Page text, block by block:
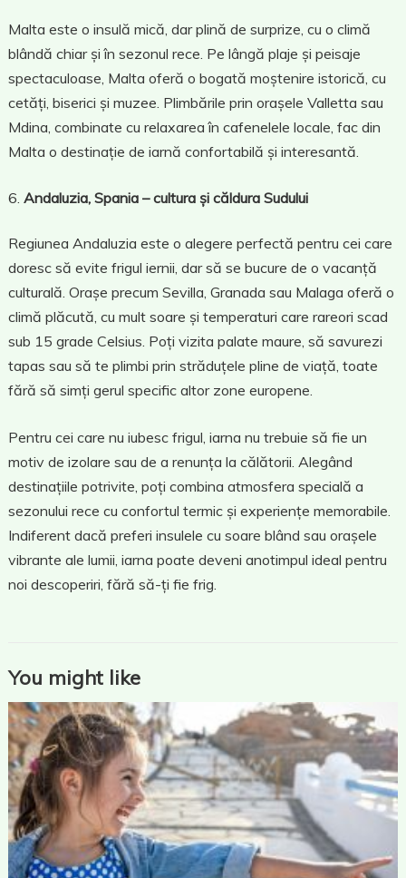
Malta este o insulă mică, dar plină de surprize, cu o climă
blândă chiar și în sezonul rece. Pe lângă plaje și peisaje
spectaculoase, Malta oferă o bogată moștenire istorică, cu
cetăți, biserici și muzee. Plimbările prin orașele Valletta sau
Mdina, combinate cu relaxarea în cafenelele locale, fac din
Malta o destinație de iarnă confortabilă și interesantă.
Andaluzia, Spania – cultura și căldura Sudului
Regiunea Andaluzia este o alegere perfectă pentru cei care
doresc să evite frigul iernii, dar să se bucure de o vacanță
culturală. Orașe precum Sevilla, Granada sau Malaga oferă o
climă plăcută, cu mult soare și temperaturi care rareori scad
sub 15 grade Celsius. Poți vizita palate maure, să savurezi
tapas sau să te plimbi prin străduțele pline de viață, toate
fără să simți gerul specific altor zone europene.
Pentru cei care nu iubesc frigul, iarna nu trebuie să fie un
motiv de izolare sau de a renunța la călătorii. Alegând
destinațiile potrivite, poți combina atmosfera specială a
sezonului rece cu confortul termic și experiențe memorabile.
Indiferent dacă preferi insulele cu soare blând sau orașele
vibrante ale lumii, iarna poate deveni anotimpul ideal pentru
noi descoperiri, fără să-ți fie frig.
You might like